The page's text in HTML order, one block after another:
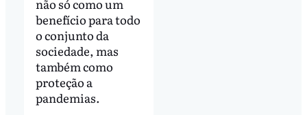
não só como um
benefício para todo
o conjunto da
sociedade, mas
também como
proteção a
pandemias.